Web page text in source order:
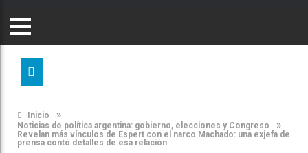
Inicio »
Noticias de política argentina: gobierno, elecciones y Congreso »
Revelan más vínculos de Espert con el narco Machado: una exjefa de
prensa contó detalles de esa relación